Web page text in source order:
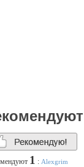
1 : Alexgrim